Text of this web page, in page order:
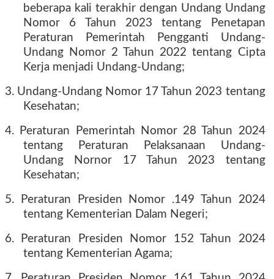
beberapa kali terakhir dengan Undang­ Undang
Nomor 6 Tahun 2023 tentang Penetapan
Peraturan Pemerintah Pengganti Undang-
Undang Nomor 2 Tahun 2022 tentang Cipta
Kerja menjadi Undang-Undang;
3. Undang-Undang Nomor 17 Tahun 2023 tentang
Kesehatan;
4. Peraturan Pemerintah Nomor 28 Tahun 2024
tentang Peraturan Pelaksanaan Undang-
Undang Nornor 17 Tahun 2023 tentang
Kesehatan;
5. Peraturan Presiden Nomor .149 Tahun 2024
tentang Kementerian Dalam Negeri;
6. Peraturan Presiden Nomor 152 Tahun 2024
tentang Kementerian Agama;